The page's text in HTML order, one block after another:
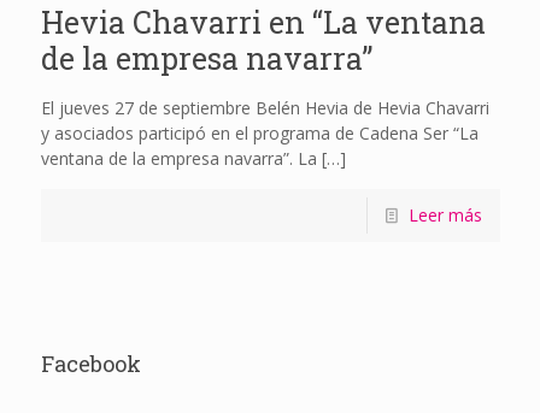
Hevia Chavarri en “La ventana
de la empresa navarra”
El jueves 27 de septiembre Belén Hevia de Hevia Chavarri
y asociados participó en el programa de Cadena Ser “La
ventana de la empresa navarra”. La […]
Leer más
Facebook